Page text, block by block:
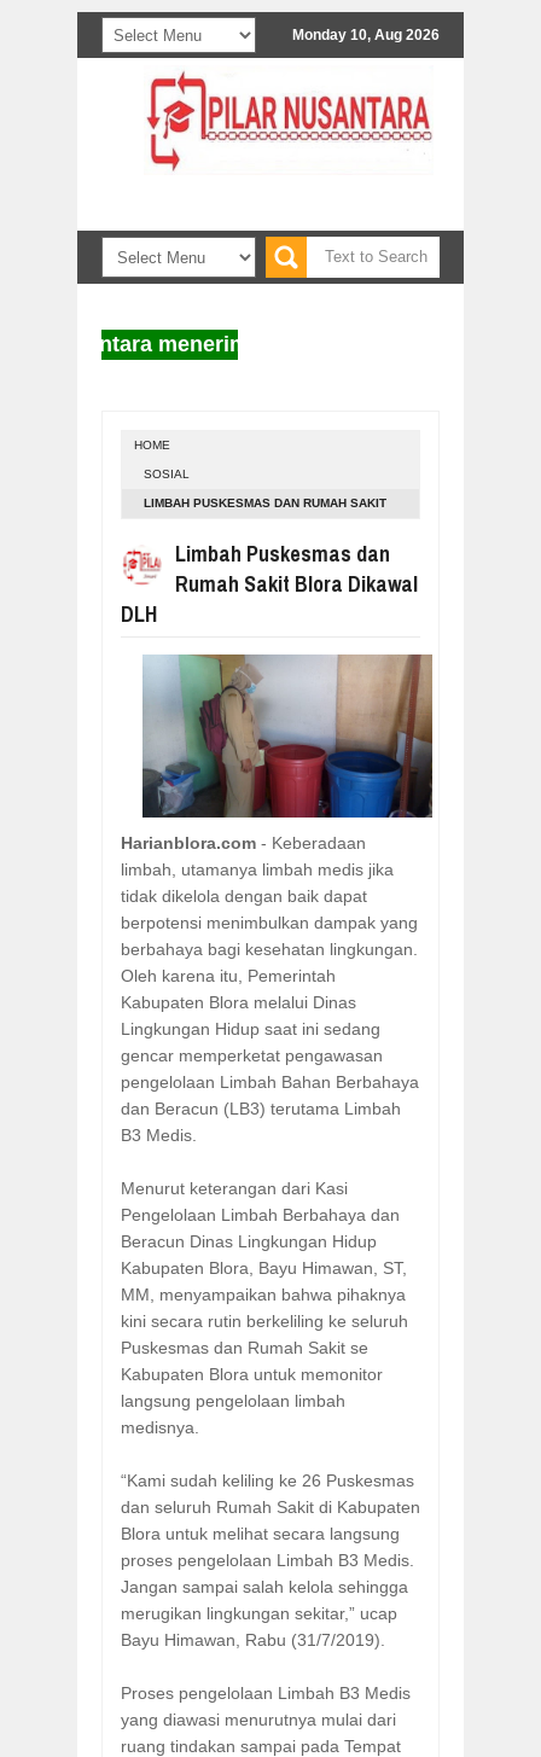
Monday 10, Aug 2026
menerima naskah untuk diterbitkan.
HOME
SOSIAL
LIMBAH PUSKESMAS DAN RUMAH SAKIT
Limbah Puskesmas dan
Rumah Sakit Blora Dikawal
DLH
Harianblora.com - Keberadaan
limbah, utamanya limbah medis jika
tidak dikelola dengan baik dapat
berpotensi menimbulkan dampak yang
berbahaya bagi kesehatan lingkungan.
Oleh karena itu, Pemerintah
Kabupaten Blora melalui Dinas
Lingkungan Hidup saat ini sedang
gencar memperketat pengawasan
pengelolaan Limbah Bahan Berbahaya
dan Beracun (LB3) terutama Limbah
B3 Medis.
Menurut keterangan dari Kasi
Pengelolaan Limbah Berbahaya dan
Beracun Dinas Lingkungan Hidup
Kabupaten Blora, Bayu Himawan, ST,
MM, menyampaikan bahwa pihaknya
kini secara rutin berkeliling ke seluruh
Puskesmas dan Rumah Sakit se
Kabupaten Blora untuk memonitor
langsung pengelolaan limbah
medisnya.
“Kami sudah keliling ke 26 Puskesmas
dan seluruh Rumah Sakit di Kabupaten
Blora untuk melihat secara langsung
proses pengelolaan Limbah B3 Medis.
Jangan sampai salah kelola sehingga
merugikan lingkungan sekitar,” ucap
Bayu Himawan, Rabu (31/7/2019).
Proses pengelolaan Limbah B3 Medis
yang diawasi menurutnya mulai dari
ruang tindakan sampai pada Tempat